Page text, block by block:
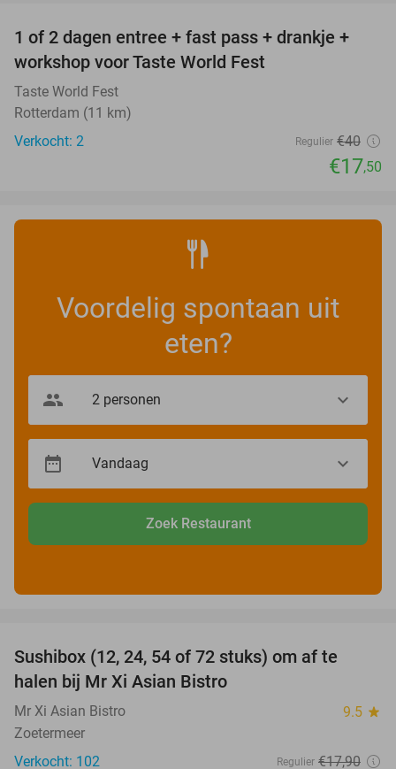
56%
TODAY
1 of 2 dagen entree + fast pass + drankje +
workshop voor Taste World Fest
Taste World Fest
Rotterdam (11 km)
Verkocht: 2
Regulier €40
€17,50
Voordelig spontaan uit
eten?
Zoek Restaurant
Sushibox (12, 24, 54 of 72 stuks) om af te
halen bij Mr Xi Asian Bistro
Mr Xi Asian Bistro 9.5 star
Zoetermeer
Verkocht: 102
Regulier €17,90